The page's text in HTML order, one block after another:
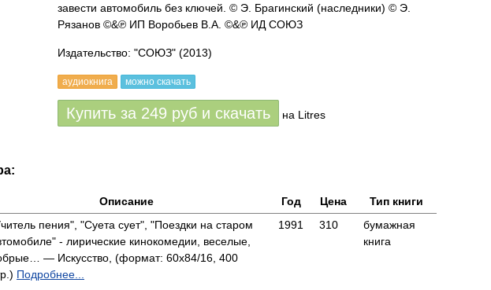
завести автомобиль без ключей. © Э. Брагинский (наследники) © Э.
Рязанов ©&℗ ИП Воробьев В.А. ©&℗ ИД СОЮЗ
Издательство: "СОЮЗ" (2013)
аудиокнига можно скачать
Купить за 249 руб и скачать на Litres
Описание Год Цена
Тип книги
пения", "Суета сует", "Поездки на старом
- лирические кинокомедии, веселые,
— Искусство, (формат: 60x84/16, 400
Подробнее...
1991 310
бумажная
книга